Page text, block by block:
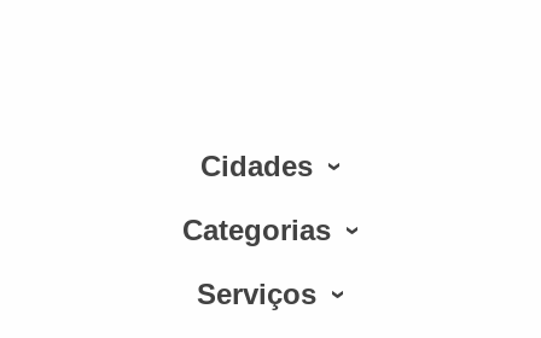
Cidades
Categorias
Serviços